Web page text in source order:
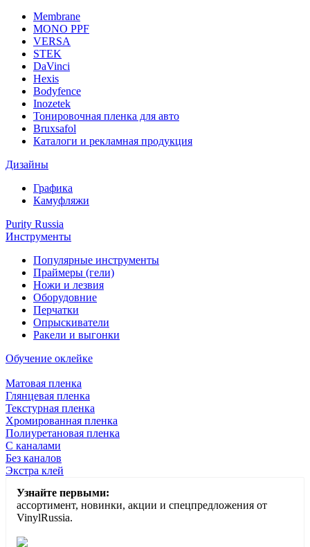
Membrane
MONO PPF
VERSA
STEK
DaVinci
Hexis
Bodyfence
Inozetek
Тонировочная пленка для авто
Bruxsafol
Каталоги и рекламная продукция
Дизайны
Графика
Камуфляжи
Purity Russia
Инструменты
Популярные инструменты
Праймеры (гели)
Ножи и лезвия
Оборудовние
Перчатки
Опрыскиватели
Ракели и выгонки
Обучение оклейке
Матовая пленка
Глянцевая пленка
Текстурная пленка
Хромированная пленка
Полиуретановая пленка
С каналами
Без каналов
Экстра клей
Узнайте первыми:
ассортимент, новинки, акции и спецпредложения от
VinylRussia.